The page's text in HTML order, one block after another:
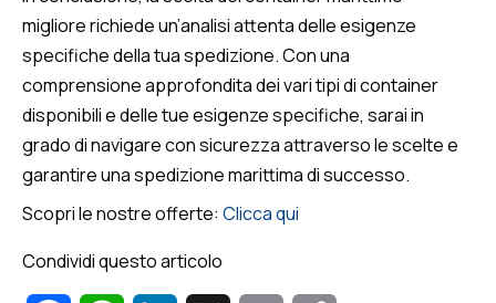
migliore richiede un’analisi attenta delle esigenze
specifiche della tua spedizione. Con una
comprensione approfondita dei vari tipi di container
disponibili e delle tue esigenze specifiche, sarai in
grado di navigare con sicurezza attraverso le scelte e
garantire una spedizione marittima di successo.
Scopri le nostre offerte: Clicca qui
Condividi questo articolo